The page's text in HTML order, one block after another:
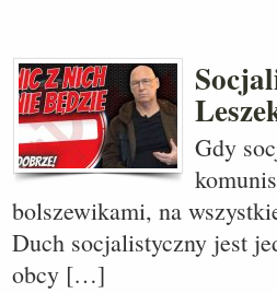
Gdy
bolszewikami, na
Duch socjalistyczny jest
obcy […]